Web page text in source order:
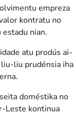
empreza
kontratu no
nian.
atu prodús ai-
liu prudénsia iha
doméstika no
Leste kontinua